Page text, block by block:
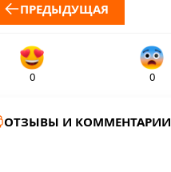
ПРЕДЫДУЩАЯ
0 0
ОТЗЫВЫ И КОММЕНТАРИИ